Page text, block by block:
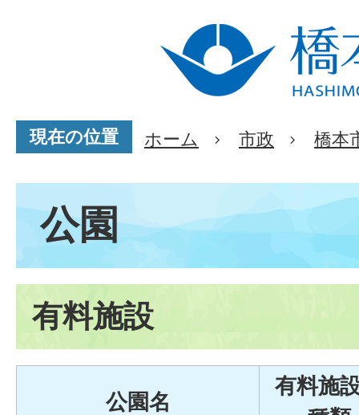
現在の位置 ホーム 市政 橋本
公園
有料施設
公園名
有料施